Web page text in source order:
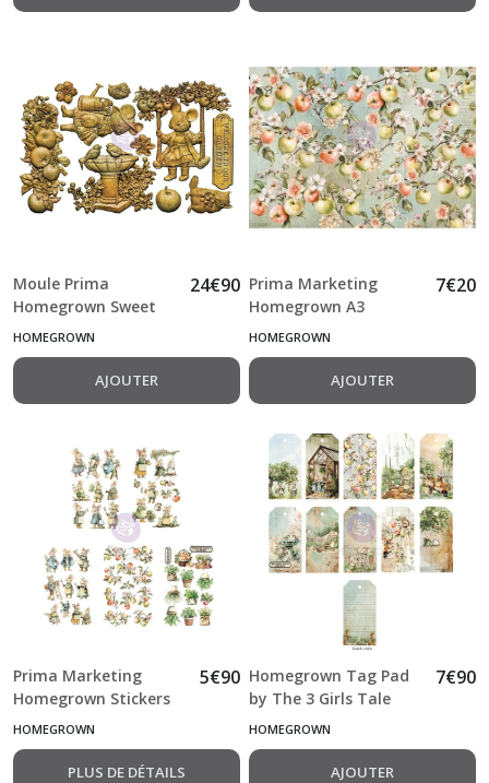
Moule Prima
Homegrown Sweet
Garden by The 3 Girls
Tale 12.7*20.3 cm
24€90
HOMEGROWN
AJOUTER
Prima Marketing
Homegrown A3
Decoupage by The 3
Girls Tale
7€20
HOMEGROWN
AJOUTER
Prima Marketing
Homegrown Stickers
(5pcs) by The 3 Girls
5€90
HOMEGROWN
PLUS DE DÉTAILS
Homegrown Tag Pad
by The 3 Girls Tale
Prima Marketing
7€90
HOMEGROWN
AJOUTER